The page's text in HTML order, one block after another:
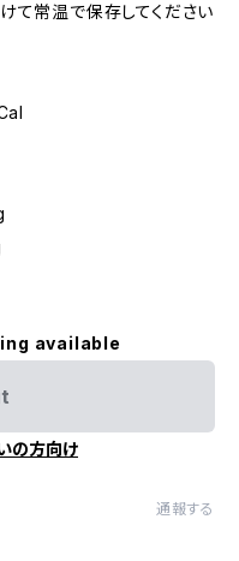
常温で保存してください
available
の方向け
通報する